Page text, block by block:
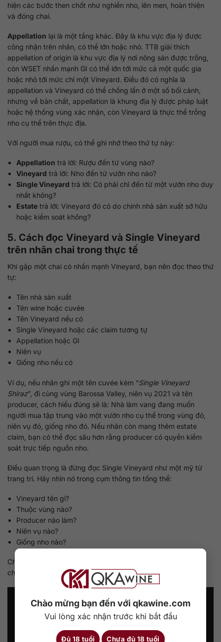
Chào mừng bạn đến với qkawine.com
Vui lòng xác nhận trước khi bắt đầu
Đủ 18 tuổi Chưa đủ 18 tuổi
hiện các bước then chốt như nghiền nho, lên men, hoàn thiện
và đóng chai.
Appellation lại là một tầng khác. Đây là khu vực địa lý được
công nhận trên nhãn, có thể lớn hoặc nhỏ. TTB giải thích
appellation of origin là khu vực địa lý nơi nông sản được trồng,
còn WSET nhấn mạnh GI có thể lớn tới mức cả một quốc gia
hoặc nhỏ tới mức chỉ một Vineyard. Điều đó có nghĩa là
appellation và Vineyard có thể chồng lấn ở một số bối cảnh,
nhưng về bản chất, appellation là khung địa lý được pháp luật
hoặc hệ thống vùng xác nhận, còn Vineyard là thực thể trồng
nho cụ thể trên thực địa.
Với người mua rượu, có thể ghi nhớ theo thứ tự này:
Appellation trả lời: Rượu đến từ vùng nào?
Vineyard trả lời: Nho đến từ vườn nho nào?
Single Vineyard trả lời: Có phải chỉ đến từ một vườn nho duy
nhất không?
Estate trả lời: Vineyard đó có do chính nhà sản xuất sở hữu
hoặc kiểm soát không?
5. Cách đọc Vineyard và Single Vineyard
trên nhãn chai trong thực tế
Khi gặp một chai có nhấn mạnh Vineyard, bạn nên đọc theo thứ
tự:
Tên nhà sản xuất
Tên wine hoặc cuvée
Tên Vineyard nếu có
Single Vineyard hoặc các claim tương tự
Appellation hoặc GI
Niên vụ
Giống nho nếu có
Ví dụ, nếu nhãn ghi một tên cuvée kèm “Single Vineyard
Shiraz”, đi cùng vùng Barossa Valley, niên vụ 2021 và tên
producer, cách hiểu đúng sẽ là: Nhà làm vang đang muốn
người mua tập trung vào một vườn nho cụ thể trong vùng đó,
niên vụ đó, giống nho đó. Nếu nhãn còn mang thêm estate
claim, bạn có thể đọc sâu hơn rằng producer có quyền kiểm
soát trực tiếp nguồn nho.
Điều quan trọng là đừng đọc Single Vineyard như một mỹ từ
trang trí. Hãy nhìn nó trong cụm thông tin tổng thể:
Vineyard tên gì?
Thuộc vùng nào?
Producer nào làm?
Niên vụ nào?
Giống nho nào?
Chỉ khi ghép đủ các lớp đó, bạn mới thực sự đọc được câu
chuyện của chai rượu. Dưới đây là ví dụ chi tiết: